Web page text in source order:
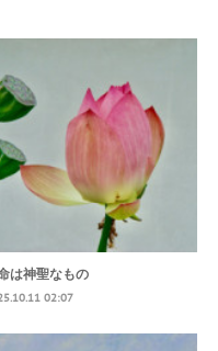
は神聖なもの
02:07